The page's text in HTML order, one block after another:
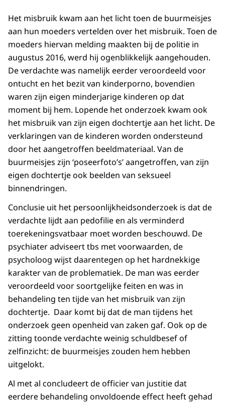
Het misbruik kwam aan het licht toen de buurmeisjes
aan hun moeders vertelden over het misbruik. Toen de
moeders hiervan melding maakten bij de politie in
augustus 2016, werd hij ogenblikkelijk aangehouden.
De verdachte was namelijk eerder veroordeeld voor
ontucht en het bezit van kinderporno, bovendien
waren zijn eigen minderjarige kinderen op dat
moment bij hem. Lopende het onderzoek kwam ook
het misbruik van zijn eigen dochtertje aan het licht. De
verklaringen van de kinderen worden ondersteund
door het aangetroffen beeldmateriaal. Van de
buurmeisjes zijn ‘poseerfoto’s’ aangetroffen, van zijn
eigen dochtertje ook beelden van seksueel
binnendringen.
Conclusie uit het persoonlijkheidsonderzoek is dat de
verdachte lijdt aan pedofilie en als verminderd
toerekeningsvatbaar moet worden beschouwd. De
psychiater adviseert tbs met voorwaarden, de
psycholoog wijst daarentegen op het hardnekkige
karakter van de problematiek. De man was eerder
veroordeeld voor soortgelijke feiten en was in
behandeling ten tijde van het misbruik van zijn
dochtertje. Daar komt bij dat de man tijdens het
onderzoek geen openheid van zaken gaf. Ook op de
zitting toonde verdachte weinig schuldbesef of
zelfinzicht: de buurmeisjes zouden hem hebben
uitgelokt.
Al met al concludeert de officier van justitie dat
eerdere behandeling onvoldoende effect heeft gehad